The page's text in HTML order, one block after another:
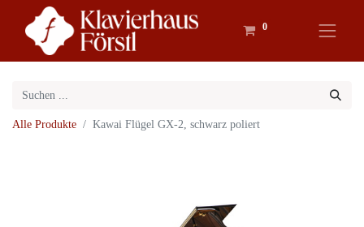
0
Alle Produkte Kawai Flügel GX-2, schwarz poliert